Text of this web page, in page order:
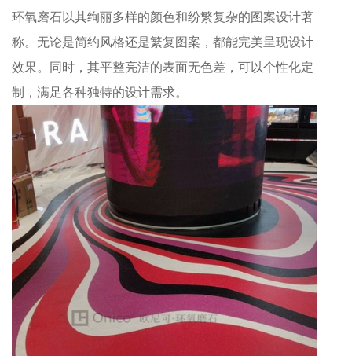
环氧磨石以其绚丽多样的颜色和纷繁复杂的图案设计著
称。无论是简约风格还是繁复图案，都能完美呈现设计
效果。同时，其平整亮洁的表面无色差，可以个性化定
制，满足各种独特的设计需求。